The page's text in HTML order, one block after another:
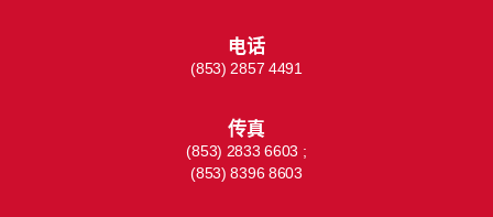
电话
(853) 2857 4491
传真
(853) 2833 6603 ;
(853) 8396 8603